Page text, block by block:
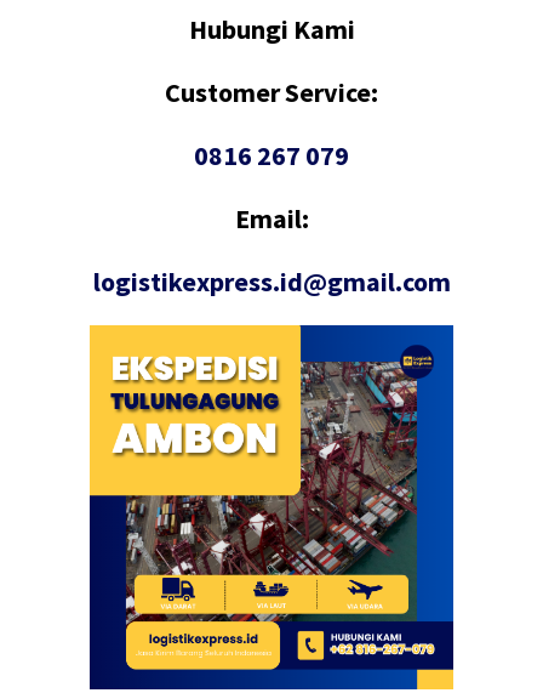
Hubungi Kami
Customer Service:
0816 267 079
Email:
logistikexpress.id@gmail.com